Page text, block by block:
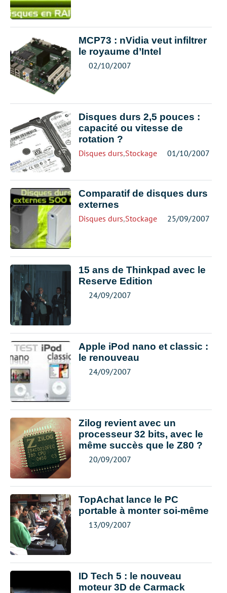
MCP73 : nVidia veut infiltrer
le royaume d’Intel
02/10/2007
Disques durs 2,5 pouces :
capacité ou vitesse de
rotation ?
Disques durs,Stockage 01/10/2007
Comparatif de disques durs
externes
Disques durs,Stockage 25/09/2007
15 ans de Thinkpad avec le
Reserve Edition
24/09/2007
Apple iPod nano et classic :
le renouveau
24/09/2007
Zilog revient avec un
processeur 32 bits, avec le
même succès que le Z80 ?
20/09/2007
TopAchat lance le PC
portable à monter soi-même
13/09/2007
ID Tech 5 : le nouveau
moteur 3D de Carmack